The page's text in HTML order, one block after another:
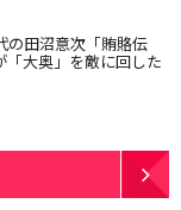
の田沼意次「賄賂伝
大奥」を敵に回した